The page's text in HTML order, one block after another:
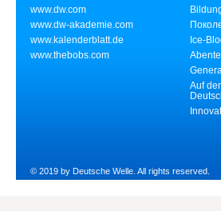
www.dw.com
www.dw-akademie.com
www.kalenderblatt.de
www.thebobs.com
Ice-
Auf
© 2019 by Deutsche Welle. All rights reserved.